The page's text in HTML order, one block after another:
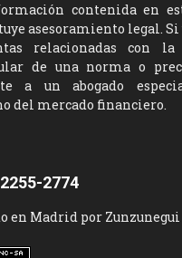
contenida en
asesoramiento legal.
relacionadas con la
de una norma o
a un abogado
del mercado financiero.
2774
en Madrid por Zunzunegui